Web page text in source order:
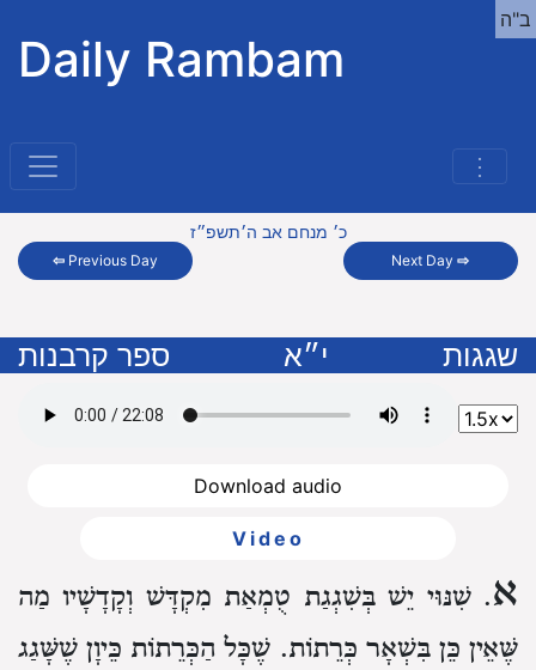
Daily Rambam
⋮
ב"ה
⇦ Previous Day
כ׳ מנחם אב ה׳תשפ״ז
Next Day⇨
שגגות י״א ספר קרבנות
Download audio
Video
א. שִׁנּוּי יֵשׁ בְּשִׁגְגַת טֻמְאַת מִקְדָּשׁ וְקָדָשָׁיו מַה
שֶּׁאֵין כֵּן בִּשְׁאָר כְּרֵתוֹת. שֶׁכָּל הַכְּרֵתוֹת כֵּיוָן שֶׁשָּׁגַג